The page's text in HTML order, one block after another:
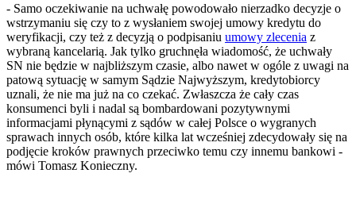
- Samo oczekiwanie na uchwałę powodowało nierzadko decyzje o
wstrzymaniu się czy to z wysłaniem swojej umowy kredytu do
weryfikacji, czy też z decyzją o podpisaniu umowy zlecenia z
wybraną kancelarią. Jak tylko gruchnęła wiadomość, że uchwały
SN nie będzie w najbliższym czasie, albo nawet w ogóle z uwagi na
patową sytuację w samym Sądzie Najwyższym, kredytobiorcy
uznali, że nie ma już na co czekać. Zwłaszcza że cały czas
konsumenci byli i nadal są bombardowani pozytywnymi
informacjami płynącymi z sądów w całej Polsce o wygranych
sprawach innych osób, które kilka lat wcześniej zdecydowały się na
podjęcie kroków prawnych przeciwko temu czy innemu bankowi -
mówi Tomasz Konieczny.